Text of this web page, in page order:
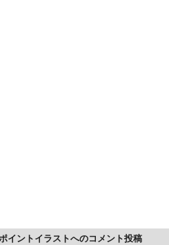
イントイラストへのコメント投稿